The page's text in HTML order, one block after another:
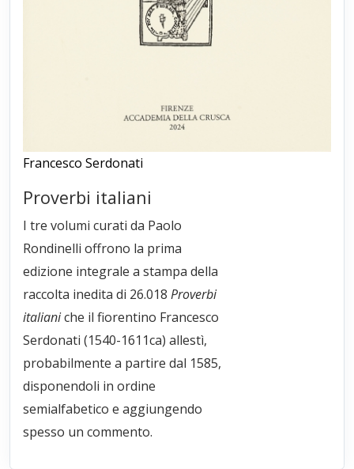
Francesco Serdonati
Proverbi italiani
I tre volumi curati da Paolo
Rondinelli offrono la prima
edizione integrale a stampa della
raccolta inedita di 26.018 Proverbi
italianiche il fiorentino Francesco
Serdonati (1540-1611ca) allestì,
probabilmente a partire dal 1585,
disponendoli in ordine
semialfabetico e aggiungendo
spesso un commento.